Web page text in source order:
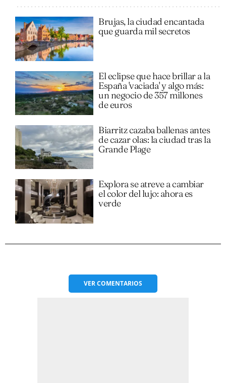
Brujas, la ciudad encantada
que guarda mil secretos
El eclipse que hace brillar a la
España 'vaciada' y algo más:
un negocio de 357 millones
de euros
Biarritz cazaba ballenas antes
de cazar olas: la ciudad tras la
Grande Plage
Explora se atreve a cambiar
el color del lujo: ahora es
verde
VERCOMENTARIOS